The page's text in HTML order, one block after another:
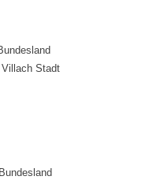
Stadt